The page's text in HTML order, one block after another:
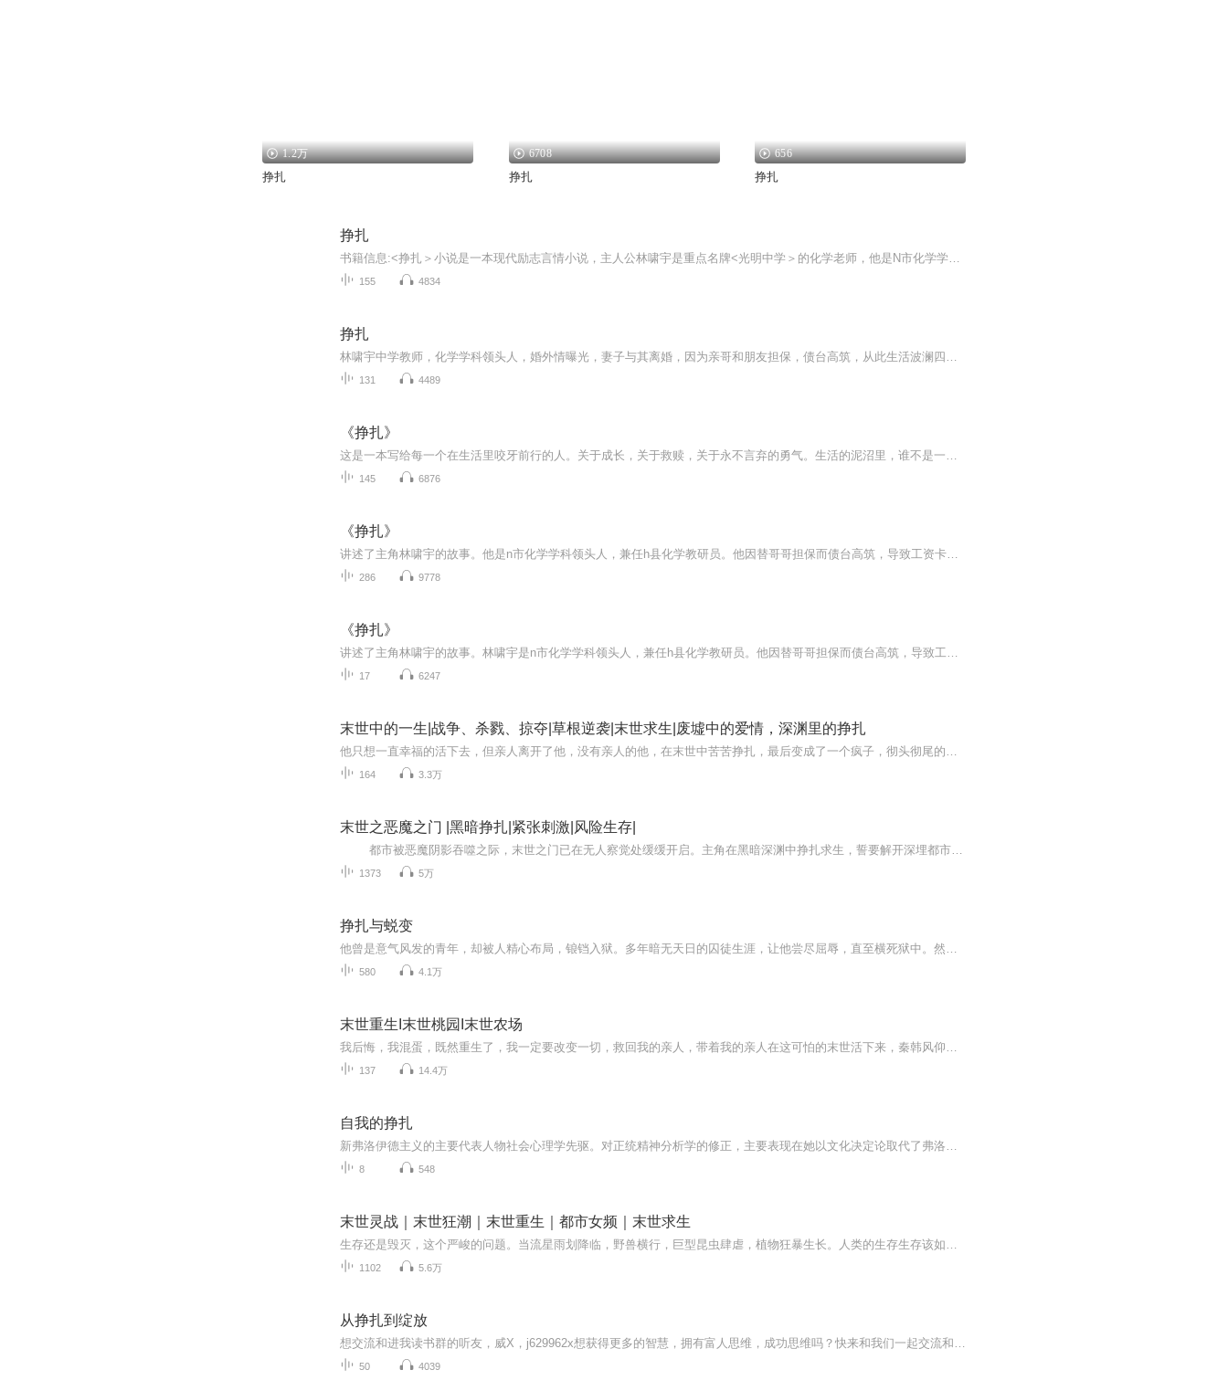
1.2万
挣扎
6708
挣扎
656
挣扎
挣扎
书籍信息:<挣扎＞小说是一本现代励志言情小说，主人公林啸宇是重点名牌<光明中学＞的化学老师，他是N市化学学科领头人，兼任H县化学教研员，年令四十出头，深得重点中学校长和教育局领导的赏识，大好前途不可限量内容重点:但主人公一手好牌打个稀巴烂，背...
155 4834
挣扎
林啸宇中学教师，化学学科领头人，婚外情曝光，妻子与其离婚，因为亲哥和朋友担保，债台高筑，从此生活波澜四起，在经济压力与精神双重折磨下，艰难反思，努力挽回家庭，重建事业，在责任、诱惑、愧疚与救赎中苦苦挣扎，在亲人挚友的帮助下走出阴霾，回归...
131 4489
《挣扎》
这是一本写给每一个在生活里咬牙前行的人。关于成长，关于救赎，关于永不言弃的勇气。生活的泥沼里，谁不是一边咬牙硬扛，一边拼命挣扎?林啸宇曾怀揣滚烫的梦想，却被职场的倾轧、现实的磋磨撞得头破血流：她曾向往安稳的人生，却在情感的纠葛、责任的重负...
145 6876
《挣扎》
讲述了主角林啸宇的故事。他是n市化学学科领头人，兼任h县化学教研员。他因替哥哥担保而债台高筑，导致工资卡被冻结，生活陷入困境。林啸宇做生活、事业、爱情、人际的困顿中沉浮、挣扎的诸多情节，也是我们常人感同身受的。那么，林啸宇如何深陷困顿？如...
286 9778
《挣扎》
讲述了主角林啸宇的故事。林啸宇是n市化学学科领头人，兼任h县化学教研员。他因替哥哥担保而债台高筑，导致工资卡被冻结，生活陷入困境。故事中还涉及他的工作、感情经历以及与周围人的关系等情节。
17 6247
末世中的一生|战争、杀戮、掠夺|草根逆袭|末世求生|废墟中的爱情，深渊里的挣扎
他只想一直幸福的活下去，但亲人离开了他，没有亲人的他，在末世中苦苦挣扎，最后变成了一个疯子，彻头彻尾的疯子，在幻想中了结了自己。
164 3.3万
末世之恶魔之门 |黑暗挣扎|紧张刺激|风险生存|
都市被恶魔阴影吞噬之际，末世之门已在无人察觉处缓缓开启。主角在黑暗深渊中挣扎求生，誓要解开深埋都市地底的秘密。他终于看清，这不仅是一场撕裂现实的恐怖灾难，更是一场拷问灵魂的人性博弈。唯有在与恶魔的血战中觅得都市最后防线，才能...
1373 5万
挣扎与蜕变
他曾是意气风发的青年，却被人精心布局，锒铛入狱。多年暗无天日的囚徒生涯，让他尝尽屈辱，直至横死狱中。然而，命运却让他重返30年前。面对曾经的深渊，他发誓不再重蹈覆辙。这一次，他步步为营，追查线索，揭开遮掩真相的黑幕，却发现自己被推入绝境的...
580 4.1万
末世重生I末世桃园I末世农场
我后悔，我混蛋，既然重生了，我一定要改变一切，救回我的亲人，带着我的亲人在这可怕的末世活下来，秦韩风仰起头，相比之前慌乱迷茫，这一刻他的眼中显出前所未有的坚定。如果末世无法避免，那么，他，秦韩风一定要活得比谁都好！
137 14.4万
自我的挣扎
新弗洛伊德主义的主要代表人物社会心理学先驱。对正统精神分析学的修正，主要表现在她以文化决定论取代了弗洛伊德的生物决定论便由此创建了“社会文化学派”这一新的精神分析流派。
8 548
末世灵战｜末世狂潮｜末世重生｜都市女频｜末世求生
生存还是毁灭，这个严峻的问题。当流星雨划降临，野兽横行，巨型昆虫肆虐，植物狂暴生长。人类的生存生存该如何去何从？
1102 5.6万
从挣扎到绽放
想交流和进我读书群的听友，威X，j629962x想获得更多的智慧，拥有富人思维，成功思维吗？快来和我们一起交流和探讨吧！！智慧是分辨差异的能力智慧是解决问题的能力智慧是运用知识的能力智慧是正确选择的能力智慧是克服恐惧的关键智慧是制造财富的工场我们...
50 4039